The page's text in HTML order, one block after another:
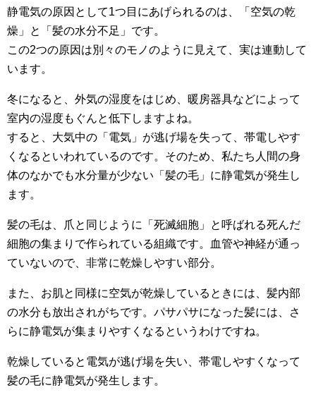
静電気の原因として1つ目にあげられるのは、「空気の乾
燥」と「髪の水分不足」です。
この2つの原因は別々のモノのように見えて、実は連動して
います。
冬になると、外気の湿度をはじめ、暖房器具などによって
室内の湿度もぐんと低下しますよね。
すると、大気中の「電気」が逃げ場を失って、帯電しやす
くなるといわれているのです。そのため、私たち人間の身
体のなかでも水分量が少ない「髪の毛」に静電気が発生し
ます。
髪の毛は、爪と同じように「死滅細胞」と呼ばれる死んだ
細胞の集まりで作られている組織です。血管や神経が通っ
ていないので、非常に乾燥しやすい部分。
また、お肌と同様に空気が乾燥しているときには、髪内部
の水分も放出されがちです。パサパサになった髪には、さ
らに静電気が集まりやすくなるというわけですね。
乾燥していると電気が逃げ場を失い、帯電しやすくなって
髪の毛に静電気が発生します。